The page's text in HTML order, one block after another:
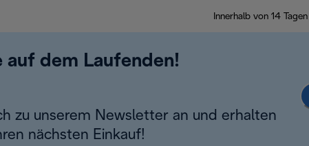
Innerhalb von 14 Tagen
auf dem Laufenden!
zu unserem Newsletter an und erhalten
nächsten Einkauf!